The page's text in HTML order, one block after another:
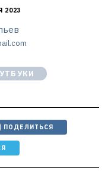
2023
ПОДЕЛИТЬСЯ